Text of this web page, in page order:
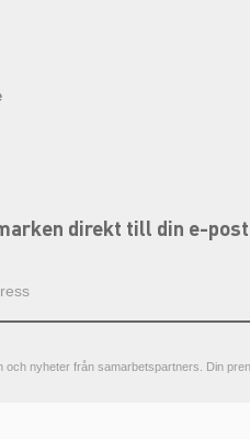
direkt till din e-
och nyheter från samarbetspartners. Din